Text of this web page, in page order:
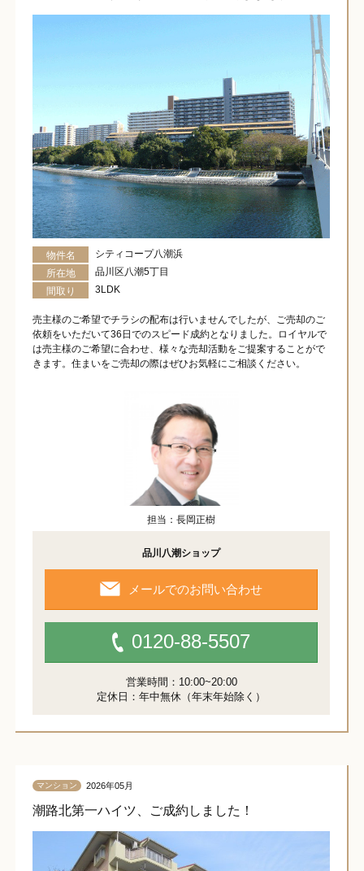
物件名
シティコープ八潮浜
所在地
品川区八潮5丁目
間取り
3LDK
売主様のご希望でチラシの配布は行いませんでしたが、ご売却のご
依頼をいただいて36日でのスピード成約となりました。ロイヤルで
は売主様のご希望に合わせ、様々な売却活動をご提案することがで
きます。住まいをご売却の際はぜひお気軽にご相談ください。
担当：長岡正樹
品川八潮ショップ
メールでのお問い合わせ
0120-88-5507
営業時間：10:00~20:00
定休日：年中無休（年末年始除く）
マンション 2026年05月
潮路北第一ハイツ、ご成約しました！